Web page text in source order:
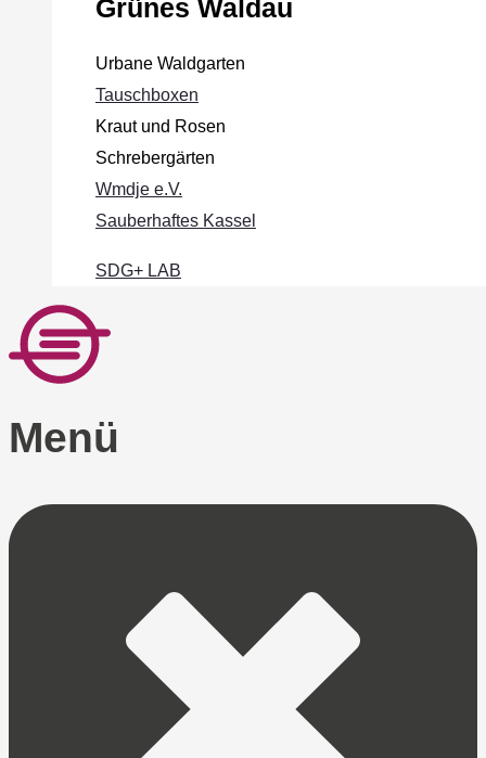
Grünes Waldau
Urbane Waldgarten
Tauschboxen
Kraut und Rosen
Schrebergärten
Wmdje e.V.
Sauberhaftes Kassel
SDG+ LAB
Menü